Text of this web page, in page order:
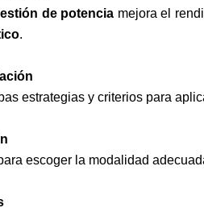
de potencia mejora el
.
estrategias y criterios para
escoger la modalidad